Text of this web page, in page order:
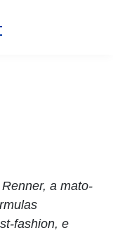
a mato-
fashion, e